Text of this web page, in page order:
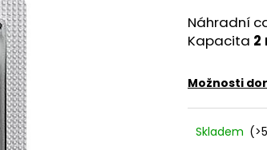
hvězdiček.
Náhradní
Kapacita 2
Možnosti
Skladem